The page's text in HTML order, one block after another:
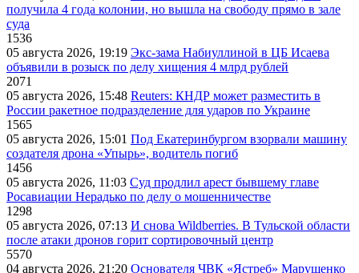
получила 4 года колонии, но вышла на свободу прямо в зале
суда
1536
05 августа 2026, 19:19 Экс-зама Набиуллиной в ЦБ Исаева
объявили в розыск по делу хищения 4 млрд рублей
2071
05 августа 2026, 15:48 Reuters: КНДР может разместить в
России ракетное подразделение для ударов по Украине
1565
05 августа 2026, 15:01 Под Екатеринбургом взорвали машину
создателя дрона «Упырь», водитель погиб
1456
05 августа 2026, 11:03 Суд продлил арест бывшему главе
Росавиации Нерадько по делу о мошенничестве
1298
05 августа 2026, 07:13 И снова Wildberries. В Тульской области
после атаки дронов горит сортировочный центр
5570
04 августа 2026, 21:20 Основателя ЧВК «Ястреб» Марущенко